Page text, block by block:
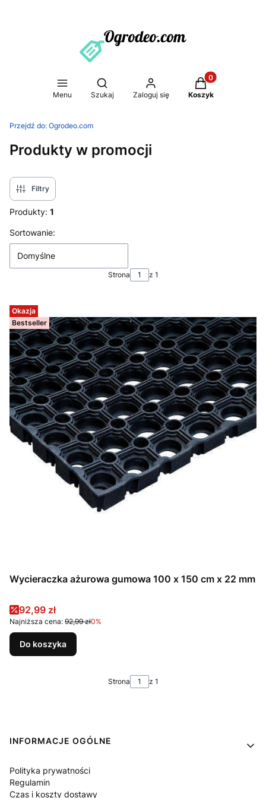
Menu
Otwórz wyszukiwarkę
Szukaj Zaloguj się
Produkty w
Koszyk
Przejdź do: Ogrodeo.com
Produkty w promocji
Filtry
Produkty: 1
Lista produktów
Sortowanie:
Domyślne
Strona z 1
Okazja
Bestseller
Wycieraczka ażurowa gumowa 100 x 150 cm x 22 mm
Cena promocyjna
92,99 zł
Najniższa cena: 92,99 zł0%
Do koszyka
Strona z 1
Linki w stopce
INFORMACJE OGÓLNE
Polityka prywatności
Regulamin
Czas i koszty dostawy